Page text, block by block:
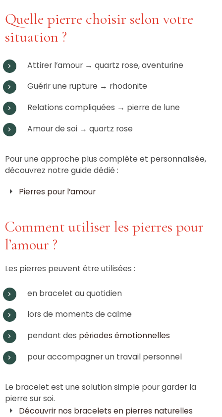
Quelle pierre choisir selon votre
situation ?
Attirer l’amour → quartz rose, aventurine
Guérir une rupture → rhodonite
Relations compliquées → pierre de lune
Amour de soi → quartz rose
Pour une approche plus complète et personnalisée,
découvrez notre guide dédié :
Pierres pour l’amour
Comment utiliser les pierres pour
l’amour ?
Les pierres peuvent être utilisées :
en bracelet au quotidien
lors de moments de calme
pendant des périodes émotionnelles
pour accompagner un travail personnel
Le bracelet est une solution simple pour garder la
pierre sur soi.
Découvrir nos bracelets en pierres naturelles